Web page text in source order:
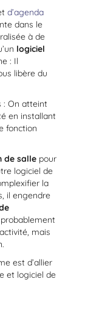
d’agenda
dans le
à de
logiciel
: Il
libère du
: On atteint
en installant
fonction
de salle pour
logiciel de
la
il engendre
mais
est d’allier
et logiciel de